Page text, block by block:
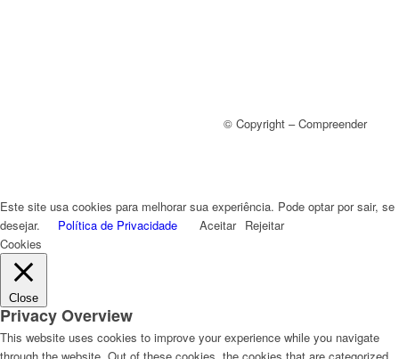
© Copyright – Compreender
Este site usa cookies para melhorar sua experiência. Pode optar por sair, se
desejar.
Política de Privacidade Aceitar Rejeitar
Cookies
Close
Privacy Overview
This website uses cookies to improve your experience while you navigate